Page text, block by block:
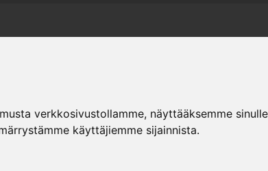
verkkosivustollamme, näyttääksemme
käyttäjiemme sijainnista.
Återförsäljare Katalog och